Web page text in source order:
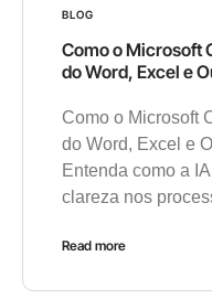
BLOG
Como o Microsoft
do Word, Excel e
Como o Microsoft
do Word, Excel e
Entenda como a
clareza nos
Read more